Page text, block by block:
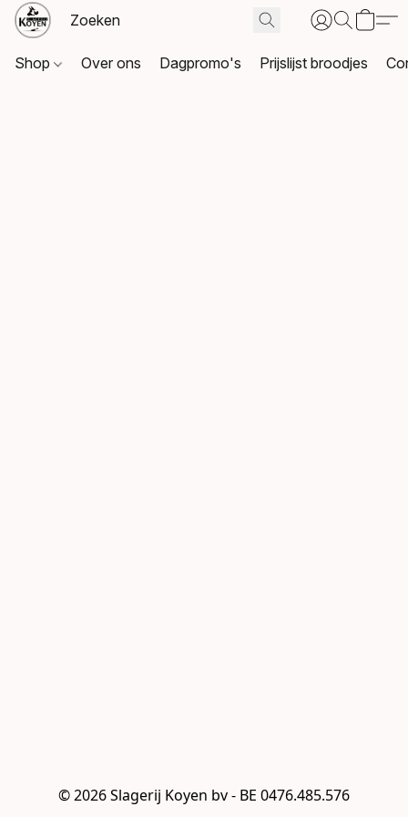
Shop Over ons Dagpromo's Prijslijst broodjes
© 2026 Slagerij Koyen bv - BE 0476.485.576